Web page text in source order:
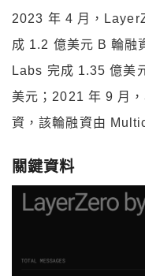
2023 年 4 月，
成 1.2 億美元 B 輪融
Labs 完成 1.35 億美
美元；2021 年 9 月
資，該輪融資由
關鍵資料